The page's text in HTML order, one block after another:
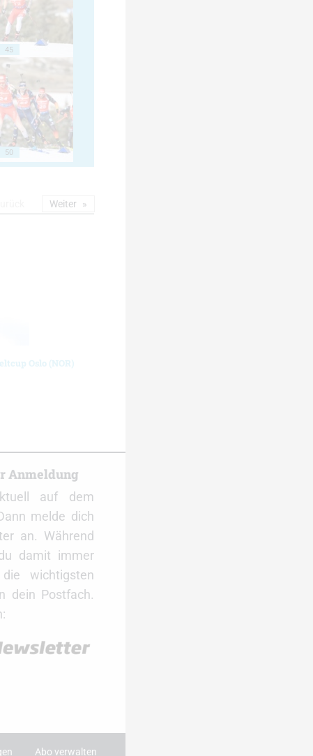
45
50
Oslo (NOR)
Weiter
Anmeldung
auf dem
melde dich
an. Während
damit immer
wichtigsten
dein Postfach.
Abo verwalten